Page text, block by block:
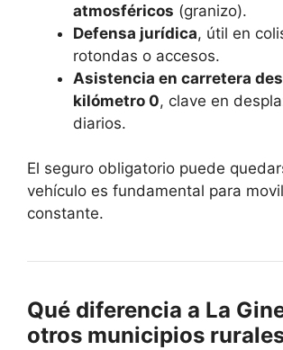
atmosféricos (granizo).
Defensa jurídica, útil en
rotondas o accesos.
Asistencia en carretera
kilómetro 0, clave en
diarios.
El seguro obligatorio puede
vehículo es fundamental para
constante.
Qué diferencia a La
otros municipios